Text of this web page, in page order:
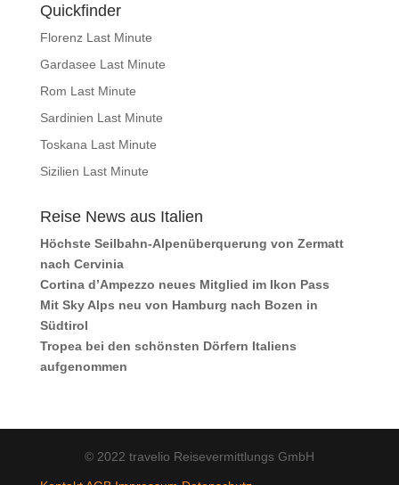
Quickfinder
Florenz Last Minute
Gardasee Last Minute
Rom Last Minute
Sardinien Last Minute
Toskana Last Minute
Sizilien Last Minute
Reise News aus Italien
Höchste Seilbahn-Alpenüberquerung von Zermatt
nach Cervinia
Cortina d’Ampezzo neues Mitglied im Ikon Pass
Mit Sky Alps neu von Hamburg nach Bozen in
Südtirol
Tropea bei den schönsten Dörfern Italiens
aufgenommen
© 2022 travelio Reisevermittlungs GmbH